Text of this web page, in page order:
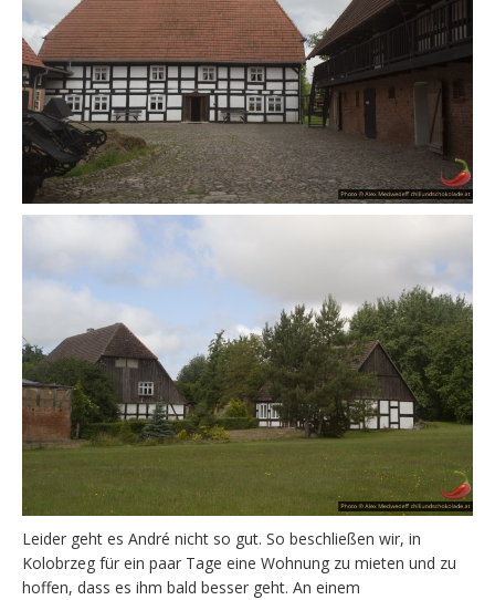
Leider geht es André nicht so gut. So beschließen wir, in
Kolobrzeg für ein paar Tage eine Wohnung zu mieten und zu
hoffen, dass es ihm bald besser geht. An einem